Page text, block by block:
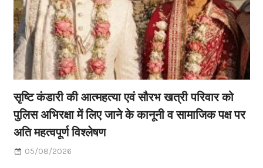
सृष्टि कंडारी की आत्महत्या एवं सौरभ खत्री परिवार को
पुलिस अभिरक्षा में लिए जाने के कानूनी व सामाजिक पक्ष पर
अति महत्वपूर्ण विश्लेषण
05/08/2026